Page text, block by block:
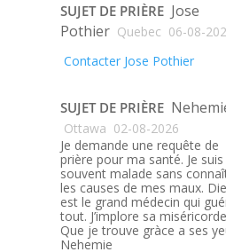
SUJET DE PRIÈRE Jose
Pothier Quebec 06-08-
Contacter Jose Pothier
SUJET DE PRIÈRE
Ottawa 02-08-2026
Je demande une requête de
prière pour ma santé. Je suis
souvent malade sans
les causes de mes maux.
est le grand médecin qui
tout. J’implore sa
Que je trouve gràce a ses
Nehemie